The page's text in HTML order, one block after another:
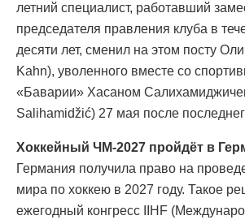
летний специалист, работавший
председателя правления клуба в
десяти лет, сменил на этом посту
Kahn), уволенного вместе со
«Баварии» Хасаном
Salihamidžić) 27 мая после
Хоккейный ЧМ-2027 пройдёт в
Германия получила право на
мира по хоккею в 2027 году. Такое
ежегодный конгресс IIHF